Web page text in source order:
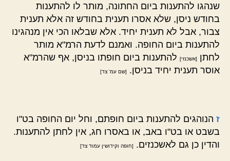
שנהגו להתענות ביום החתונה, מותר לו להתענות
בחודש ניסן, שלא אסרו תענית בחודש זה אלא תענית
צבור, אבל לא תענית יחיד. אלא שבלאו הכי אין מנהגינו
להתענות ביום החופה. ואמנם לדעת הרמ"א מותר
לחתן
[אשכנזי] להתענות ביום חופתו בניסן, אף שהרמ"א
אוסר תענית יחיד בניסן.
[שם עמ' צד]
ז הנוהגים להתענות ביום חופתם, וחל יום החופה בט"ו
בשבט או בט"ו באב, או באסרו חג, אין לחתן להתענות.
והדין כן גם לאשכנזים.
[חופה וקידושין עמוד צד]